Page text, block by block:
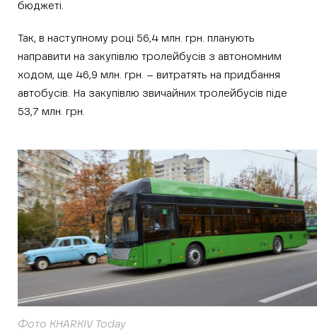
бюджеті.
Так, в наступному році 56,4 млн. грн. планують
направити на закупівлю тролейбусів з автономним
ходом, ще 46,9 млн. грн. – витратять на придбання
автобусів. На закупівлю звичайних тролейбусів піде
53,7 млн. грн.
Фото KHARKIV Today